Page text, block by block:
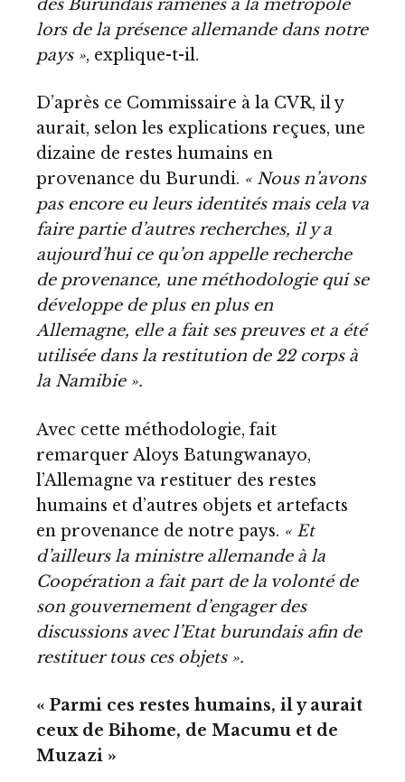
des Burundais ramenés à la métropole
lors de la présence allemande dans notre
pays », explique-t-il.
D’après ce Commissaire à la CVR, il y
aurait, selon les explications reçues, une
dizaine de restes humains en
provenance du Burundi. « Nous n’avons
pas encore eu leurs identités mais cela va
faire partie d’autres recherches, il y a
aujourd’hui ce qu’on appelle recherche
de provenance, une méthodologie qui se
développe de plus en plus en
Allemagne, elle a fait ses preuves et a été
utilisée dans la restitution de 22 corps à
la Namibie ».
Avec cette méthodologie, fait
remarquer Aloys Batungwanayo,
l’Allemagne va restituer des restes
humains et d’autres objets et artefacts
en provenance de notre pays. « Et
d’ailleurs la ministre allemande à la
Coopération a fait part de la volonté de
son gouvernement d’engager des
discussions avec l’Etat burundais afin de
restituer tous ces objets ».
« Parmi ces restes humains, il y aurait
ceux de Bihome, de Macumu et de
Muzazi »